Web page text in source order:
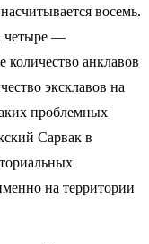
восемь.
четыре —
анклавов
эксклавов на
проблемных
Сарвак в
на территории